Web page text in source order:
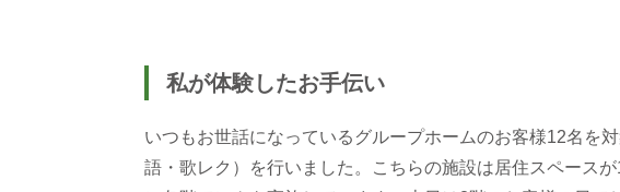
私が体験したお手伝い
いつもお世話になっているグループホームのお客様12名を
語・歌レク）を行いました。こちらの施設は居住スペース